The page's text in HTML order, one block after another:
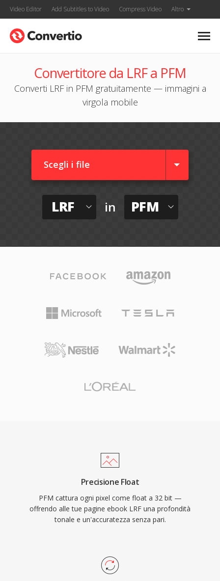
Video Editor Add Subtitles to Video Compress Video Altro
Convertitore da LRF a PFM
Converti LRF in PFM gratuitamente — immagini a
virgola mobile
Scegli i file
LRF in PFM
Precisione Float
PFM cattura ogni pixel come float a 32 bit —
offrendo alle tue pagine ebook LRF una profondità
tonale e un'accuratezza senza pari.